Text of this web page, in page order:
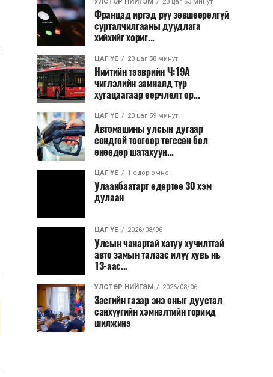
Францад иргэд рүү зөвшөөрөлгүй
сурталчилгааны дуудлага
хийхийг хориг...
ЦАГ ҮЕ 23 цаг 58 минут
Нийтийн тээврийн Ч:19А
чиглэлийн замналд түр
хугацаагаар өөрчлөлт ор...
ЦАГ ҮЕ 23 цаг 59 минут
Автомашины улсын дугаар
сондгой тоогоор төгссөн бол
өнөөдөр шатахуун...
ЦАГ ҮЕ 1 өдөр.өмнө
Улаанбаатарт өдөртөө 30 хэм
дулаан
ЦАГ ҮЕ 2026/08/06
Улсын чанартай хатуу хучилттай
авто замын талаас илүү хувь нь
13-аас...
УЛСТӨР НИЙГЭМ 2026/08/06
Засгийн газар энэ оныг дуустал
санхүүгийн хэмнэлтийн горимд
шилжинэ